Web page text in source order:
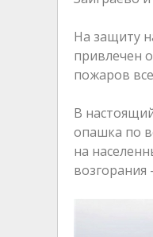
На защиту
привлечен
пожаров
В
опашка по
на